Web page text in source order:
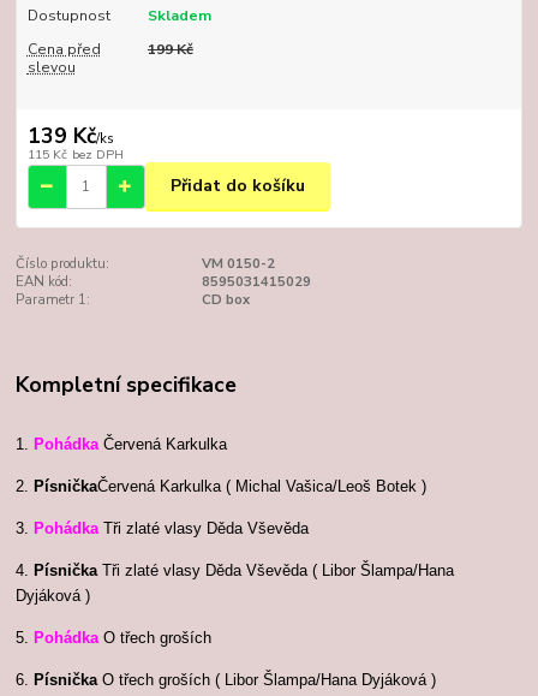
Dostupnost
Skladem
Cena před
slevou
199 Kč
139 Kč/ks
115 Kč bez DPH
Přidat do košíku
Číslo produktu:
VM 0150-2
EAN kód:
8595031415029
Parametr 1:
CD box
Kompletní specifikace
1. PohádkaČervená Karkulka
2. PísničkaČervená Karkulka ( Michal Vašica/Leoš Botek )
3. PohádkaTři zlaté vlasy Děda Vševěda
4. PísničkaTři zlaté vlasy Děda Vševěda ( Libor Šlampa/Hana
Dyjáková )
5. PohádkaO třech groších
6. PísničkaO třech groších ( Libor Šlampa/Hana Dyjáková )